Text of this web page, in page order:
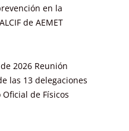
en la
de AEMET
2026 Reunión
las 13 delegaciones
de Físicos